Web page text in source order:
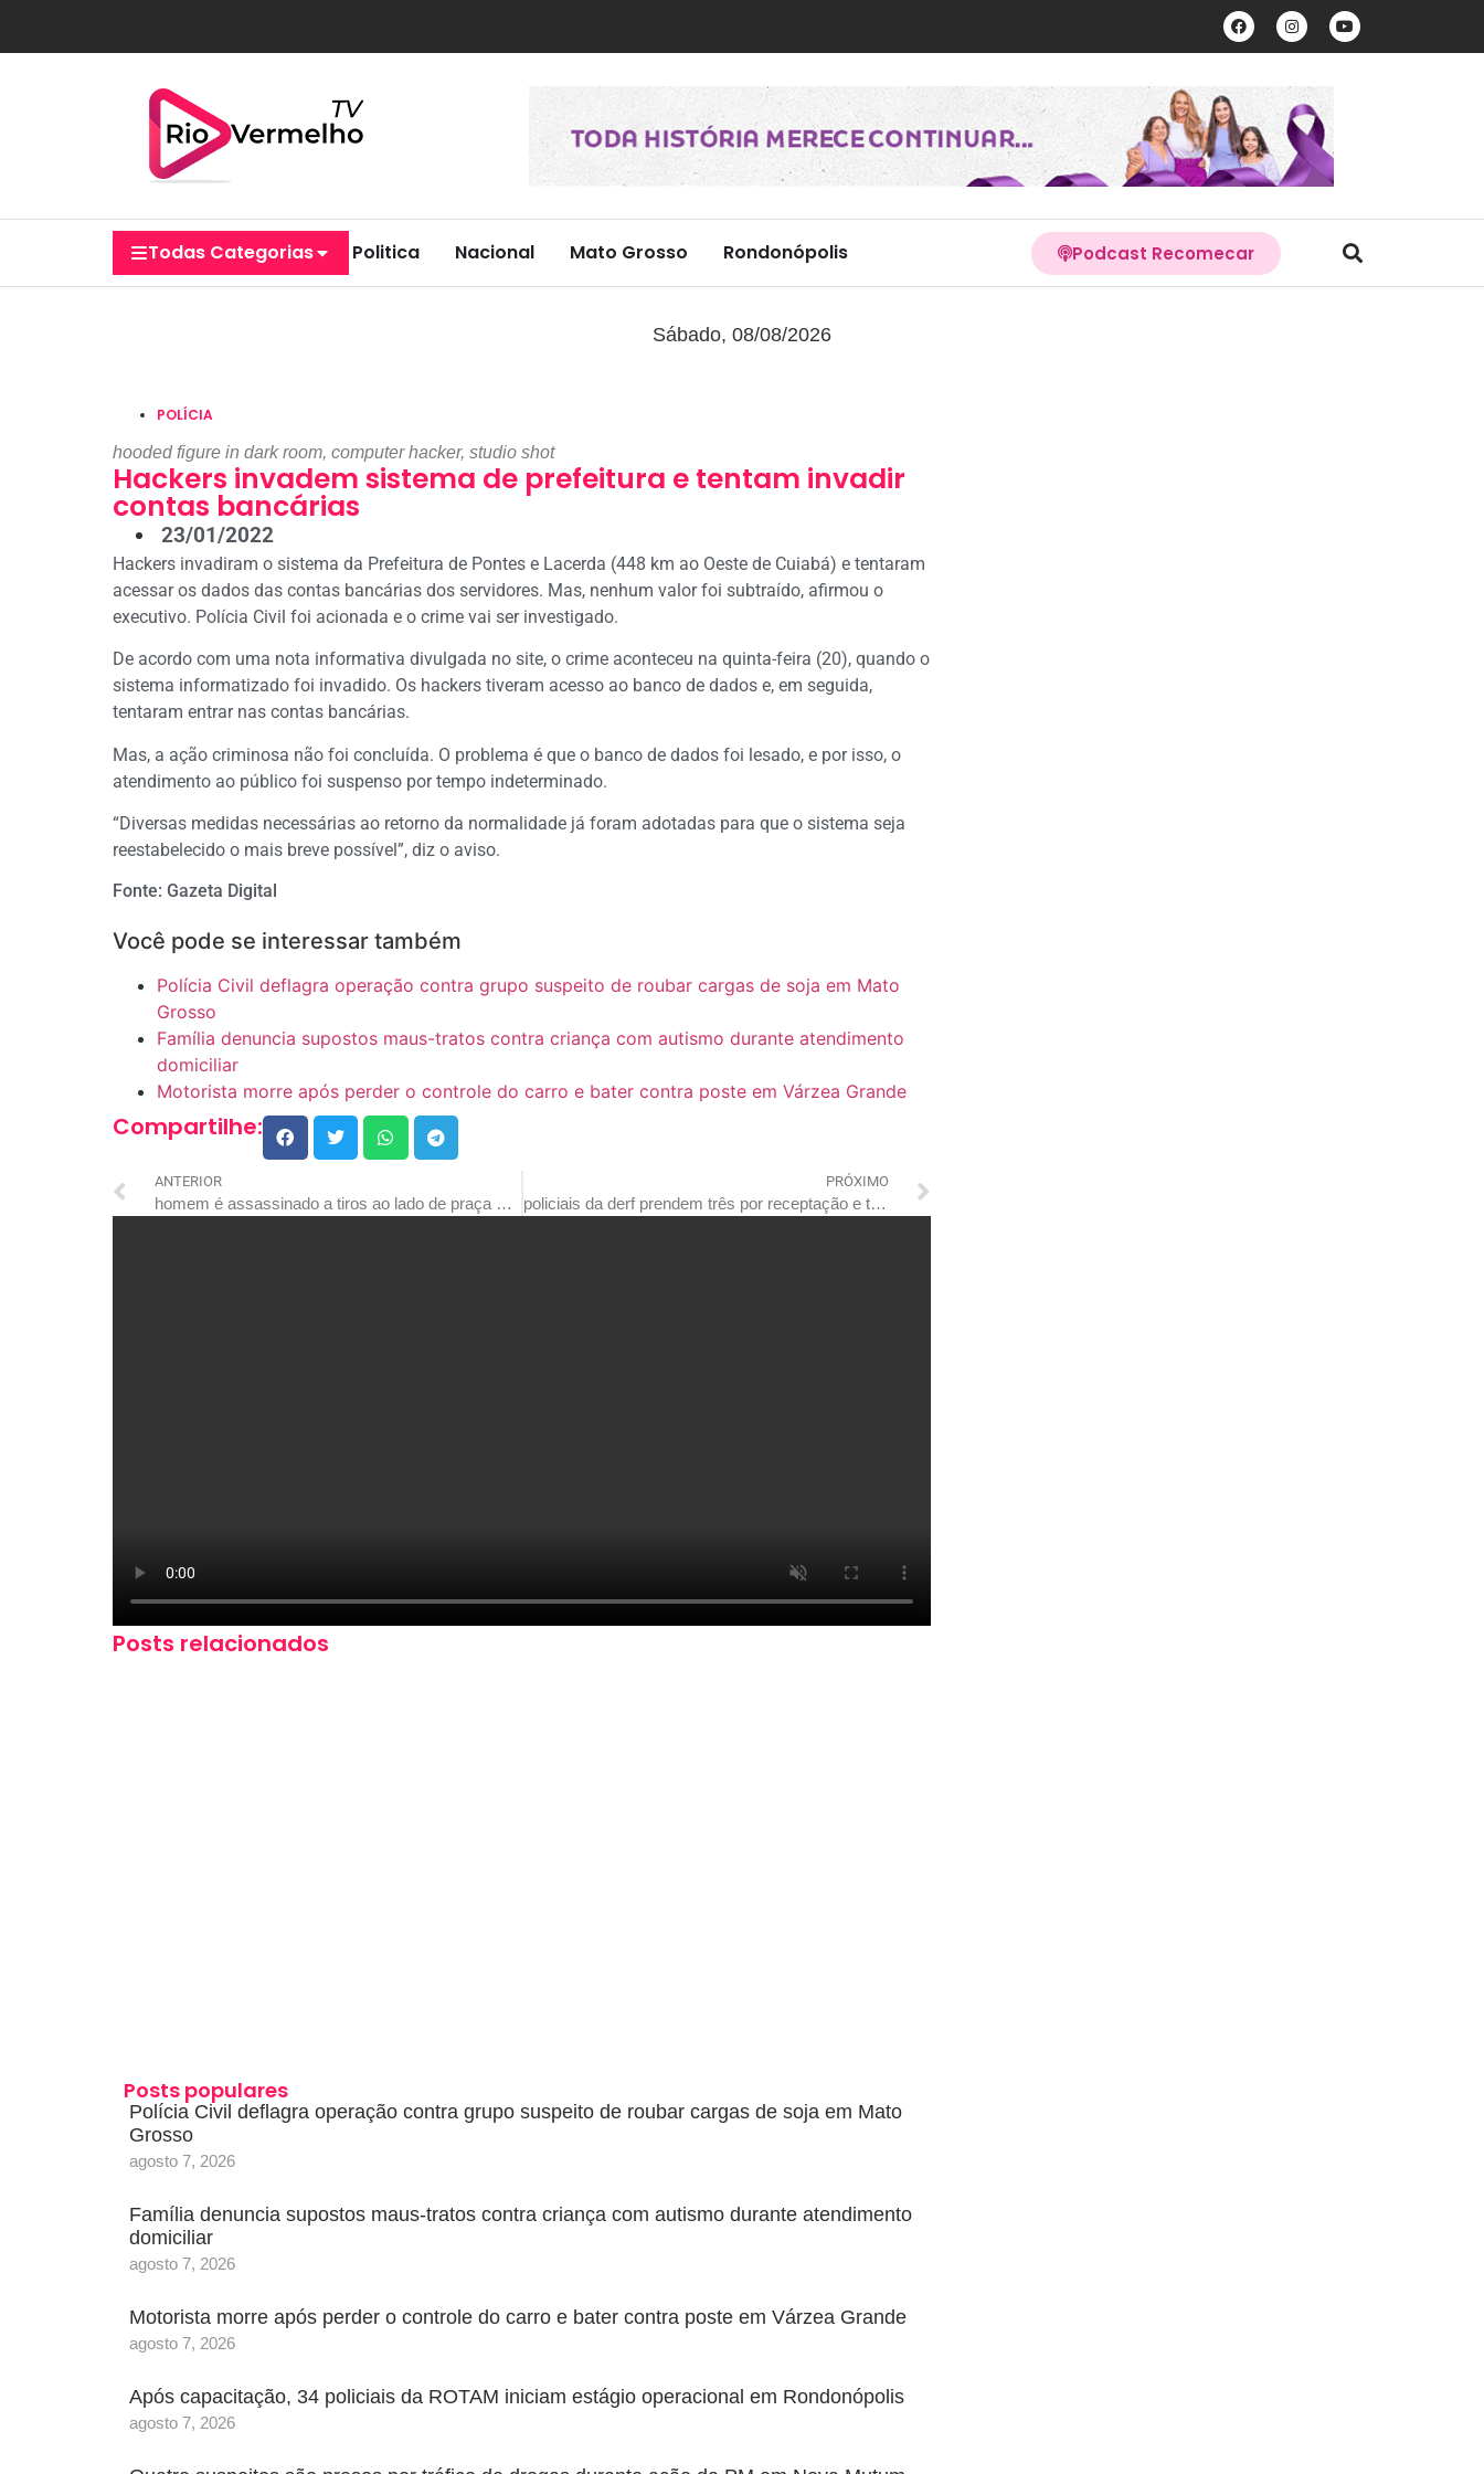
Todas Categorias Politica Nacional Mato Grosso Rondonópolis Podcast Recomecar
Sábado, 08/08/2026
POLÍCIA
hooded figure in dark room, computer hacker, studio shot
Hackers invadem sistema de prefeitura e tentam invadir
contas bancárias
23/01/2022
Hackers invadiram o sistema da Prefeitura de Pontes e Lacerda (448 km ao Oeste de Cuiabá) e tentaram
acessar os dados das contas bancárias dos servidores. Mas, nenhum valor foi subtraído, afirmou o
executivo. Polícia Civil foi acionada e o crime vai ser investigado.
De acordo com uma nota informativa divulgada no site, o crime aconteceu na quinta-feira (20), quando o
sistema informatizado foi invadido. Os hackers tiveram acesso ao banco de dados e, em seguida,
tentaram entrar nas contas bancárias.
Mas, a ação criminosa não foi concluída. O problema é que o banco de dados foi lesado, e por isso, o
atendimento ao público foi suspenso por tempo indeterminado.
“Diversas medidas necessárias ao retorno da normalidade já foram adotadas para que o sistema seja
reestabelecido o mais breve possível”, diz o aviso.
Fonte: Gazeta Digital
Você pode se interessar também
Polícia Civil deflagra operação contra grupo suspeito de roubar cargas de soja em Mato
Grosso
Família denuncia supostos maus-tratos contra criança com autismo durante atendimento
domiciliar
Motorista morre após perder o controle do carro e bater contra poste em Várzea Grande
Compartilhe:
ANTERIOR
homem é assassinado a tiros ao lado de praça em mt
PRÓXIMO
policiais da derf prendem três por receptação e tráfico de drogas
Posts relacionados
Posts populares
Polícia Civil deflagra operação contra grupo suspeito de roubar cargas de soja em Mato
Grosso
agosto 7, 2026
Família denuncia supostos maus-tratos contra criança com autismo durante atendimento
domiciliar
agosto 7, 2026
Motorista morre após perder o controle do carro e bater contra poste em Várzea Grande
agosto 7, 2026
Após capacitação, 34 policiais da ROTAM iniciam estágio operacional em Rondonópolis
agosto 7, 2026